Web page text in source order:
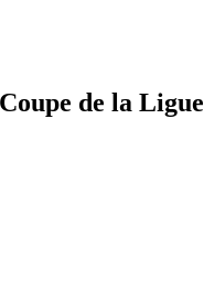
de la Ligue